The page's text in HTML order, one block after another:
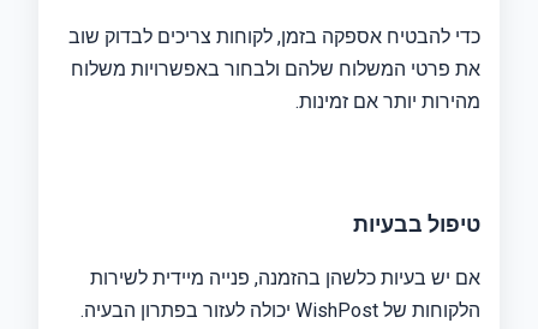
כדי להבטיח אספקה ​​בזמן, לקוחות צריכים לבדוק שוב
את פרטי המשלוח שלהם ולבחור באפשרויות משלוח
מהירות יותר אם זמינות.
טיפול בבעיות
אם יש בעיות כלשהן בהזמנה, פנייה מיידית לשירות
הלקוחות של WishPost יכולה לעזור בפתרון הבעיה.